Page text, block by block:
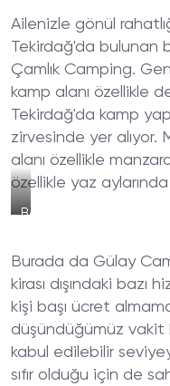
Yeşillik
Ailenizle gönül
Tekirdağ'da bulunan
Çamlık Camping.
kamp alanı özellikle
Tekirdağ'da kamp
zirvesinde yer alıyor.
alanı özellikle
özellikle yaz
Barış
Sahil
Burada da Gülay
kirası dışındaki bazı
kişi başı ücret
düşündüğümüz vakit
kabul edilebilir
sıfır olduğu için de